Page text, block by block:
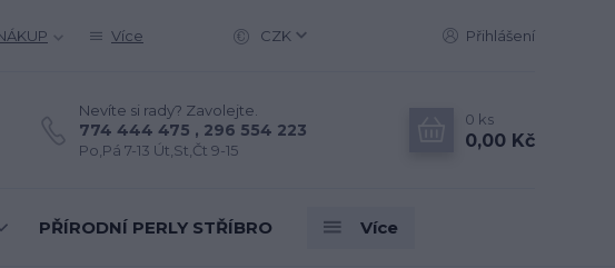
Více CZK Přihlášení
Nevíte si rady? Zavolejte.
774 444 475 , 296 554 223
Po,Pá 7-13 Út,St,Čt 9-15
0 ks
0,00 Kč
PŘÍRODNÍ PERLY STŘÍBRO Více